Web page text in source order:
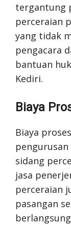
tergantung
perceraian
yang tidak
pengacara
bantuan
Kediri.
Biaya
Biaya
sidang
jasa
perceraian
pasangan